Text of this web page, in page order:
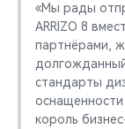
«Мы рады
ARRIZO 8
партнёрами,
стандарты
король